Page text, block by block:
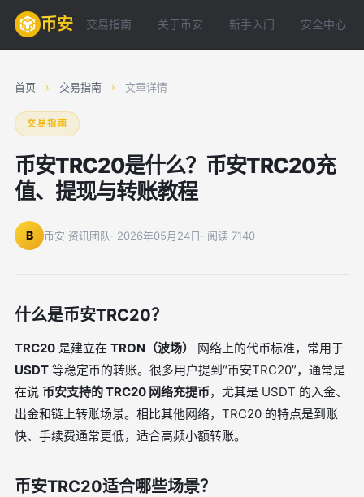
币安 交易指南 关于币安 新手入门 安全中心
首页 › 交易指南 › 文章详情
交易指南
币安TRC20是什么？币安TRC20充
值、提现与转账教程
B 币安 资讯团队· 2026年05月24日· 阅读 7140
什么是币安TRC20？
TRC20 是建立在 TRON（波场）
网络上的代币标准，常用于
USDT 等稳定币的转账。很多用户提到“币安TRC20”，通常是
在说 币安支持的 TRC20 网络充提币，尤其是 USDT 的入金、
出金和链上转账场景。相比其他网络，TRC20 的特点是到账
快、手续费通常更低，适合高频小额转账。
币安TRC20适合哪些场景？